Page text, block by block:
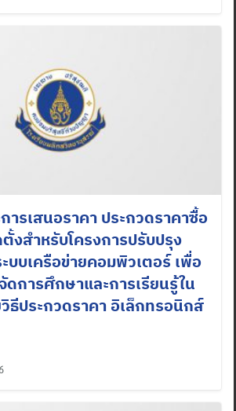
ารเสนอราคา ประกวดราคาซื้อ
สำหรับโครงการปรับปรุง
บบเครือข่ายคอมพิวเตอร์ เพื่อ
การศึกษาและการเรียนรู้ใน
ธีประกวดราคา อิเล็กทรอนิกส์